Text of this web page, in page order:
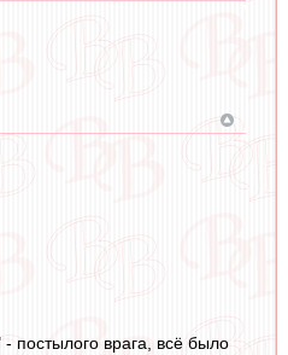
постылого врага, всё было